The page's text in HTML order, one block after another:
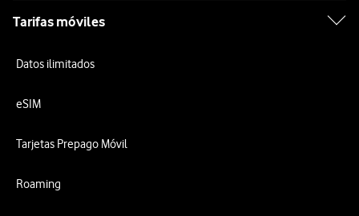
Tarifas móviles
Datos ilimitados
eSIM
Tarjetas Prepago Móvil
Roaming